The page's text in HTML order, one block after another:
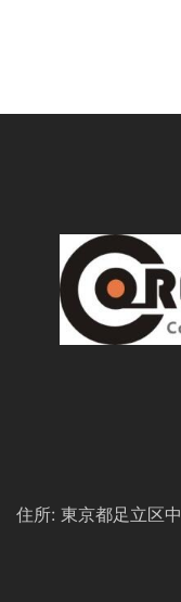
住所: 東京都足立区